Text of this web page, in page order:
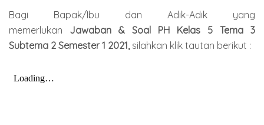
Bagi Bapak/Ibu dan Adik-Adik yang
memerlukan Jawaban & Soal PH Kelas 5 Tema 3
Subtema 2 Semester 1 2021, silahkan klik tautan berikut :